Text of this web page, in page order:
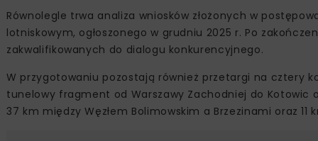
Równolegle trwa analiza wniosków złożonych w
lotniskowym, ogłoszonego w grudniu 2025 r. Po
zakwalifikowanych do dialogu konkurencyjnego.
W przygotowaniu pozostają również przetargi na cztery
tunelowy fragment od Warszawy Zachodniej do Kotowic
37 km między Węzłem Bolimowskim a Brzezinami oraz 11